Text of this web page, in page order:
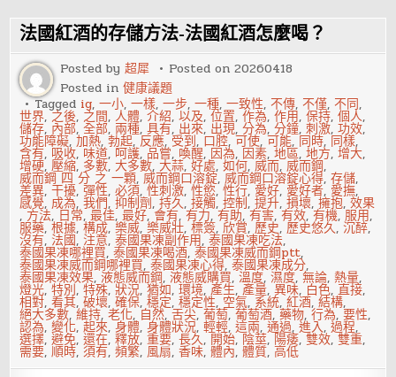
時
間
久
了，
四
個
技
巧
讓
啪
啪
激
情
不
減
法國紅酒的存儲方法-法國紅酒怎麼喝？
Posted by超犀 Posted on20260418
Posted in健康議題
Tagged ig,一小,一樣,一步,一種,一致性,不傳,不僅,不同,
世界,之後, 之間,人體,介紹,以及,位置,作為,作用,保持,個人,
儲存, 內部,全部, 兩種,具有, 出來, 出現,分為,分鐘,刺激,功效,
功能障礙,加熱,勃起, 反應, 受到, 口腔,可使,可能, 同時, 同樣,
含有, 吸收, 味道, 呵護, 品嘗, 喚醒, 因為, 因素,地區,地方,增大,
增硬,壓縮, 多數,大多數,大蒜,好處,如何,威而,威而鋼,
威而鋼 四 分 之 一顆,威而鋼口溶錠,威而鋼口溶錠心得,存儲,
差異,干擾,彈性,必須,性刺激,性慾,性行, 愛好, 愛好者, 愛撫,
感覺, 成為,我們,抑制劑,持久,接觸,控制,提升,損壞,擁抱,效果
, 方法, 日常,最佳,最好, 會有,有力,有助,有害,有效,有機,服用,
服藥,根據,構成,樂威,樂威壯,標簽,欣賞,歷史,歷史悠久,沉醉,
沒有, 法國, 注意,泰國果凍副作用,泰國果凍吃法,
泰國果凍哪裡買,泰國果凍喝酒,泰國果凍威而鋼ptt,
泰國果凍威而鋼哪裡買,泰國果凍心得,泰國果凍成分,
泰國果凍效果,液態威而鋼,液態威購買,溫度,濕度,無論,熱量,
燈光,特別,特殊,狀況,猶如,環境,產生,產量,異味, 白色,直接,
相對,看其,破壞,確保,穩定,穩定性, 空氣, 系統,紅酒,結構,
絕大多數,維持,老化, 自然,舌尖,葡萄,葡萄酒,藥物,行為,要性,
認為,變化,起來,身體,身體狀況,輕輕,這兩,通過,進入,過程,
選擇,避免,還在,釋放,重要,長久, 開始, 陰莖, 陽痿,雙效,雙重,
需要,順時,須有,頻繁, 風扇,香味,體內,體質,高低